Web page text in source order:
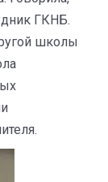
ГКНБ.
школы